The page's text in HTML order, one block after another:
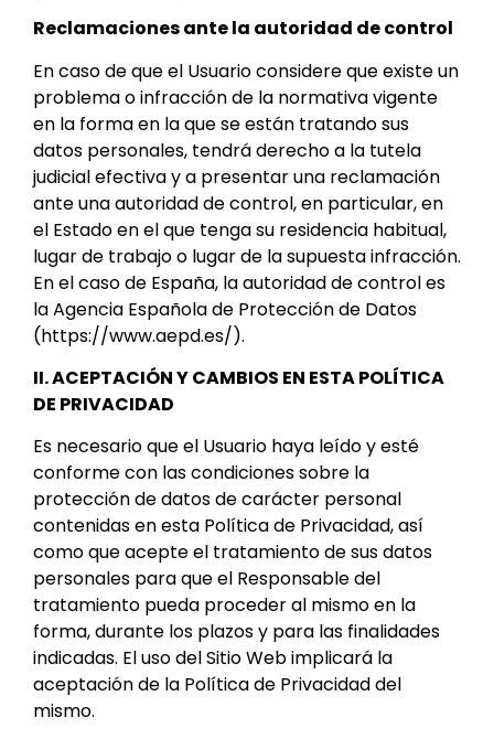
Reclamaciones ante la autoridad de control
En caso de que el Usuario considere que existe un
problema o infracción de la normativa vigente
en la forma en la que se están tratando sus
datos personales, tendrá derecho a la tutela
judicial efectiva y a presentar una reclamación
ante una autoridad de control, en particular, en
el Estado en el que tenga su residencia habitual,
lugar de trabajo o lugar de la supuesta infracción.
En el caso de España, la autoridad de control es
la Agencia Española de Protección de Datos
(https://www.aepd.es/).
II. ACEPTACIÓN Y CAMBIOS EN ESTA POLÍTICA
DE PRIVACIDAD
Es necesario que el Usuario haya leído y esté
conforme con las condiciones sobre la
protección de datos de carácter personal
contenidas en esta Política de Privacidad, así
como que acepte el tratamiento de sus datos
personales para que el Responsable del
tratamiento pueda proceder al mismo en la
forma, durante los plazos y para las finalidades
indicadas. El uso del Sitio Web implicará la
aceptación de la Política de Privacidad del
mismo.